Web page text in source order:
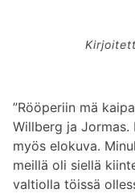
”Rööperiin mä
Willberg ja Jormas.
myös elokuva.
meillä oli siellä
valtiolla töissä